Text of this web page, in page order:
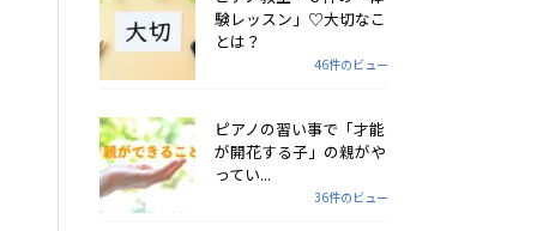
験レッスン」♡大切なこ
とは？
46件のビュー
ピアノの習い事で「才能
が開花する子」の親がや
ってい...
36件のビュー